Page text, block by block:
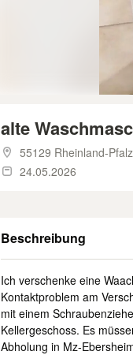
alte
55129 Rheinland-
24.05.2026
Beschreibung
Ich verschenke eine
Kontaktproblem am
mit einem
Kellergeschoss. Es
Abholung in Mz-